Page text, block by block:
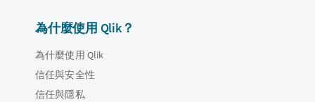
為什麼使用 Qlik？
為什麼使用 Qlik
信任與安全性
信任與隱私